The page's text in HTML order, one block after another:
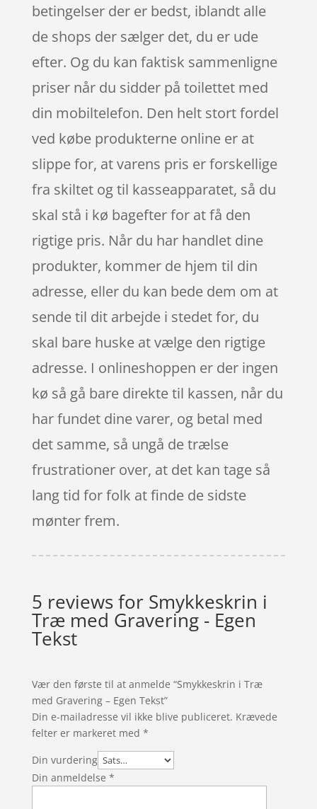
betingelser der er bedst, iblandt alle
de shops der sælger det, du er ude
efter. Og du kan faktisk sammenligne
priser når du sidder på toilettet med
din mobiltelefon. Den helt stort fordel
ved købe produkterne online er at
slippe for, at varens pris er forskellige
fra skiltet og til kasseapparatet, så du
skal stå i kø bagefter for at få den
rigtige pris. Når du har handlet dine
produkter, kommer de hjem til din
adresse, eller du kan bede dem om at
sende til dit arbejde i stedet for, du
skal bare huske at vælge den rigtige
adresse. I onlineshoppen er der ingen
kø så gå bare direkte til kassen, når du
har fundet dine varer, og betal med
det samme, så ungå de trælse
frustrationer over, at det kan tage så
lang tid for folk at finde de sidste
mønter frem.
5 reviews for Smykkeskrin i
Træ med Gravering - Egen
Tekst
Vær den første til at anmelde “Smykkeskrin i Træ
med Gravering – Egen Tekst”
Din e-mailadresse vil ikke blive publiceret. Krævede
felter er markeret med *
Din vurdering
Din anmeldelse *